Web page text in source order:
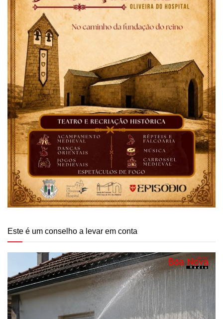
Este é um conselho a levar em conta